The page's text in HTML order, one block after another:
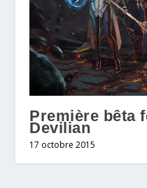
Première bêta
Devilian
17 octobre 2015